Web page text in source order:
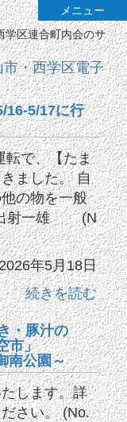
メニュー
学区連合町内会のサ
市・西学区電子
16-5/17に行
転で、【たま
ました。 自
の物を一般
射一雄 (N
年5月18日
続きを読む
・豚汁の
市」
南公園～
します。詳
さい。 (No.